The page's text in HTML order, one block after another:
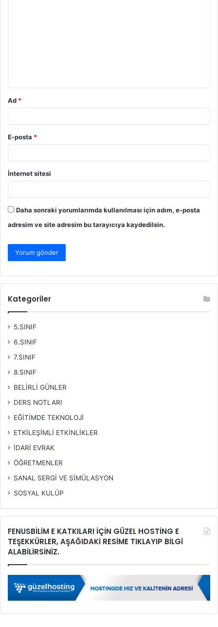
Ad *
E-posta *
İnternet sitesi
Daha sonraki yorumlarımda kullanılması için adım, e-posta
adresim ve site adresim bu tarayıcıya kaydedilsin.
Kategoriler
5.SINIF
6.SINIF
7.SINIF
8.SINIF
BELİRLİ GÜNLER
DERS NOTLARI
EĞİTİMDE TEKNOLOJİ
ETKİLEŞİMLİ ETKİNLİKLER
İDARİ EVRAK
ÖĞRETMENLER
SANAL SERGİ VE SİMÜLASYON
SOSYAL KULÜP
FENUSBİLİM E KATKILARI İÇİN GÜZEL HOSTİNG E
TEŞEKKÜRLER, AŞAĞIDAKİ RESİME TIKLAYIP BİLGİ
ALABİLİRSİNİZ.